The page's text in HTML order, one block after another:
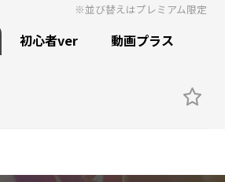
※並び替えはプレミアム限定
初心者ver 動画プラス